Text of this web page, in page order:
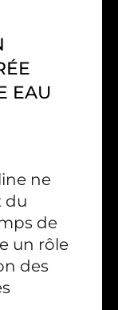
EAU
ne
du
de
un rôle
des